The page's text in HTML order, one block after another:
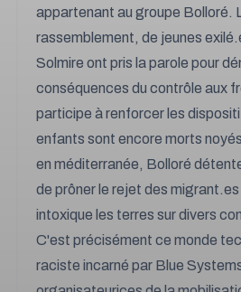
appartenant au groupe Bolloré.
rassemblement, de jeunes
Solmire ont pris la parole pour
conséquences du contrôle aux
participe à renforcer les
enfants sont encore morts
en méditerranée, Bolloré
de prôner le rejet des
intoxique les terres sur divers
C'est précisément ce monde
raciste incarné par Blue